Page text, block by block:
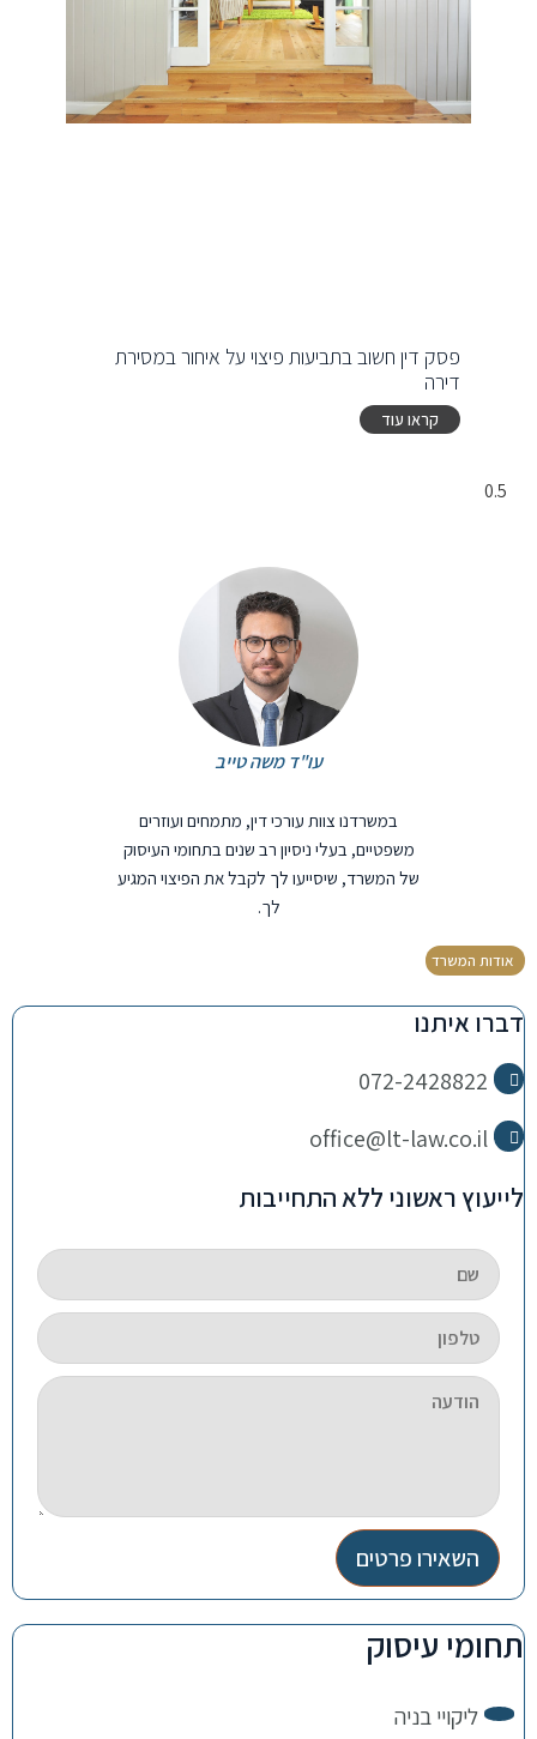
פסק דין חשוב בתביעות פיצוי על איחור במסירת
דירה
קראו עוד
עו"ד משה טייב
במשרדנו צוות עורכי דין, מתמחים ועוזרים
משפטיים, בעלי ניסיון רב שנים בתחומי העיסוק
של המשרד, שיסייעו לך לקבל את הפיצוי המגיע
לך.
אודות המשרד
דברו איתנו
072-2428822
office@lt-law.co.il
לייעוץ ראשוני ללא התחייבות
השאירו פרטים
תחומי עיסוק
ליקויי בניה